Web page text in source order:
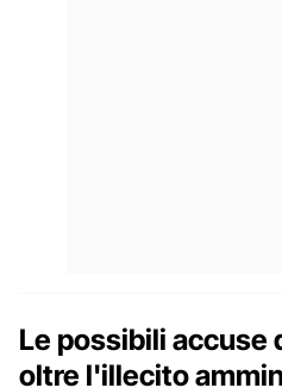
Le possibili accuse
oltre l'illecito